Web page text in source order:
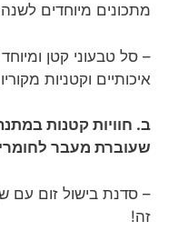
מתכונים מיוחדים
– סל טבעוני קטן
איכותיים וקטניות
ב. חוויות קטנות
שעוברת מעבר
– סדנת בישול זום עם
זה!